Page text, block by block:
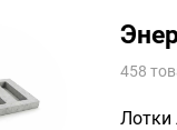
458
Лотки